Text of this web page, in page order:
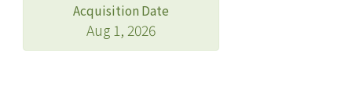
Acquisition Date
Aug 1, 2026